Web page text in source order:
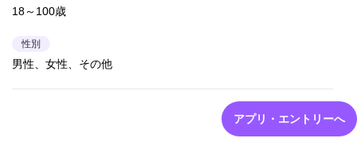
18～100歳
性別
男性、女性、その他
アプリ・エントリーへ